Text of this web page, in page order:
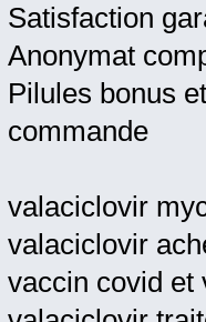
Satisfaction
Anonymat
Pilules bonus
commande
valaciclovir
valaciclovir
vaccin covid et